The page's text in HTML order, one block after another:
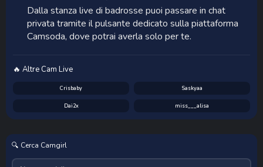
Dalla stanza live di badrosse puoi passare in chat
privata tramite il pulsante dedicato sulla piattaforma
Camsoda, dove potrai averla solo per te.
🔥 Altre Cam Live
Crisbaby Saskyaa
Dai2x miss___alisa
🔍 Cerca Camgirl